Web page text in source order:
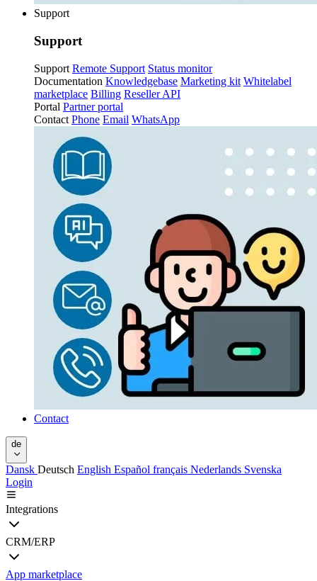
Support
Support
Support Remote Support Status monitor
Documentation Knowledgebase Marketing kit Whitelabel
marketplace Billing Reseller API
Portal Partner portal
Contact Phone Email WhatsApp
Contact
de
Dansk Deutsch English Español français Nederlands Svenska
Login
Integrations
CRM/ERP
App marketplace